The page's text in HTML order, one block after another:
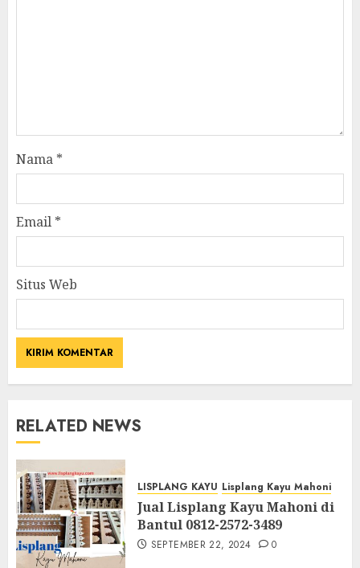
Nama *
Email *
Situs Web
RELATED NEWS
LISPLANG KAYU Lisplang Kayu Mahoni
Jual Lisplang Kayu Mahoni di
Bantul 0812-2572-3489
SEPTEMBER 22, 2024 0